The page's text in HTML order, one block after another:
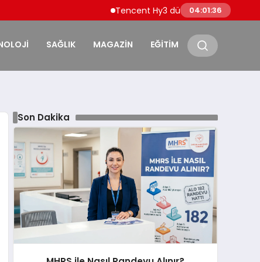
Tencent Hy3 dünya genelinde
04:01:37
SAĞLIK MAGAZİN EĞİTİM
Son Dakika